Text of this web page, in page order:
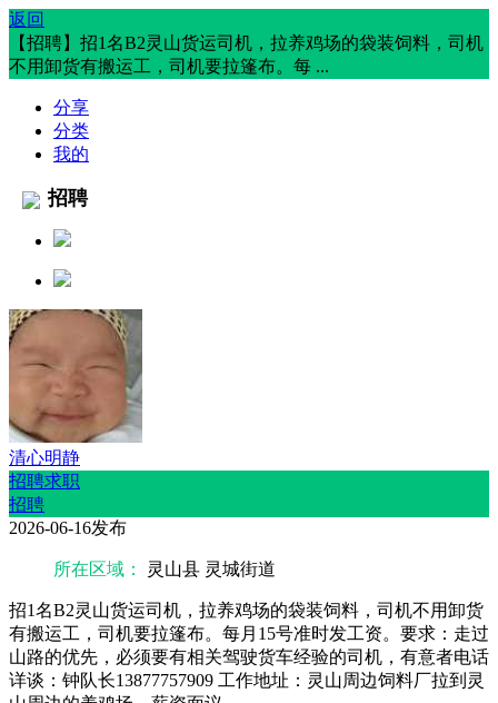
返回
【招聘】招1名B2灵山货运司机，拉养鸡场的袋装饲料，司机
不用卸货有搬运工，司机要拉篷布。每 ...
分享
分类
我的
招聘
清心明静
招聘求职
招聘
2026-06-16发布
所在区域： 灵山县 灵城街道
招1名B2灵山货运司机，拉养鸡场的袋装饲料，司机不用卸货
有搬运工，司机要拉篷布。每月15号准时发工资。要求：走过
山路的优先，必须要有相关驾驶货车经验的司机，有意者电话
详谈：钟队长13877757909 工作地址：灵山周边饲料厂拉到灵